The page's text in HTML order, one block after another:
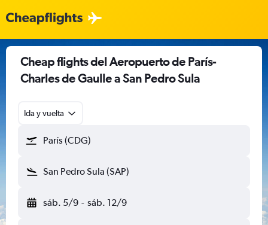
Cheap flights del Aeropuerto de París-
Charles de Gaulle a San Pedro Sula
Ida y vuelta
París (CDG)
San Pedro Sula (SAP)
sáb. 5/9 - sáb. 12/9